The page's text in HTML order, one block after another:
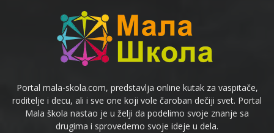
Portal mala-skola.com, predstavlja online kutak za vaspitače,
roditelje i decu, ali i sve one koji vole čaroban dečiji svet. Portal
Mala škola nastao je u želji da podelimo svoje znanje sa
drugima i sprovedemo svoje ideje u dela.